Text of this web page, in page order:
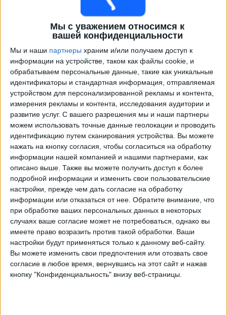
Мы с уважением относимся к
вашей конфиденциальности
Мы и наши партнеры храним и/или получаем доступ к
информации на устройстве, таком как файлы cookie, и
обрабатываем персональные данные, такие как уникальные
идентификаторы и стандартная информация, отправляемая
устройством для персонализированной рекламы и контента,
измерения рекламы и контента, исследования аудитории и
развитие услуг. С вашего разрешения мы и наши партнеры
можем использовать точные данные геолокации и проводить
идентификацию путем сканирования устройства. Вы можете
нажать на кнопку согласия, чтобы согласиться на обработку
информации нашей компанией и нашими партнерами, как
описано выше. Также вы можете получить доступ к более
подробной информации и изменить свои пользовательские
настройки, прежде чем дать согласие на обработку
информации или отказаться от нее. Обратите внимание, что
при обработке ваших персональных данных в некоторых
случаях ваше согласие может не потребоваться, однако вы
имеете право возразить против такой обработки. Ваши
настройки будут применяться только к данному веб-сайту.
Вы можете изменить свои предпочтения или отозвать свое
согласие в любое время, вернувшись на этот сайт и нажав
кнопку "Конфиденциальность" внизу веб-страницы.
Программа передач трансляции матчей в прямом
эфире вУэльс
Четверг, 24.09.2026
21:45
Лига наций УЕФА
Групповой этап
Португалия
Уэльс
Быть подтвержденным
Воскресенье, 27.09.2026
19:00
Лига наций УЕФА
Групповой этап